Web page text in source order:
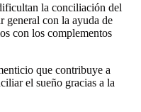
la conciliación del
general con la ayuda de
con los complementos
que contribuye a
el sueño gracias a la